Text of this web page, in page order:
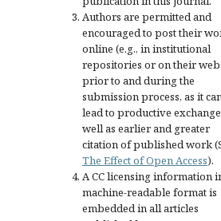
Authors are permitted and
encouraged to post their
online (e.g., in institutional
repositories or on their
prior to and during the
submission process, as it
lead to productive
well as earlier and greater
citation of published work
The Effect of Open Access).
A CC licensing information
machine-readable format is
embedded in all articles